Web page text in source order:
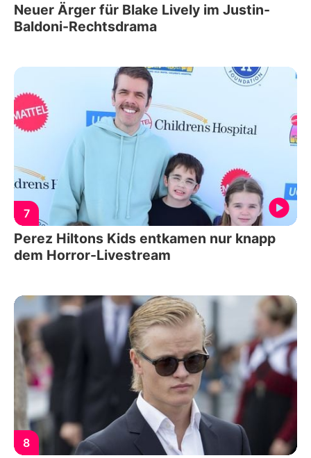
Neuer Ärger für Blake Lively im Justin-
Baldoni-Rechtsdrama
7
Perez Hiltons Kids entkamen nur knapp
dem Horror-Livestream
8